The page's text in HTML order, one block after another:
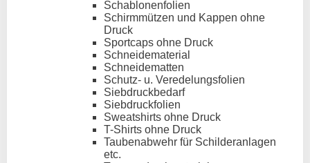
Schablonenfolien
Schirmmützen und Kappen ohne
Druck
Sportcaps ohne Druck
Schneidematerial
Schneidematten
Schutz- u. Veredelungsfolien
Siebdruckbedarf
Siebdruckfolien
Sweatshirts ohne Druck
T-Shirts ohne Druck
Taubenabwehr für Schilderanlagen
etc.